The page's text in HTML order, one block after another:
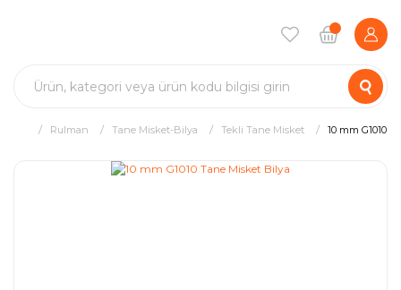
Rulman Tane Misket-Bilya Tekli Tane Misket 10 mm G1010